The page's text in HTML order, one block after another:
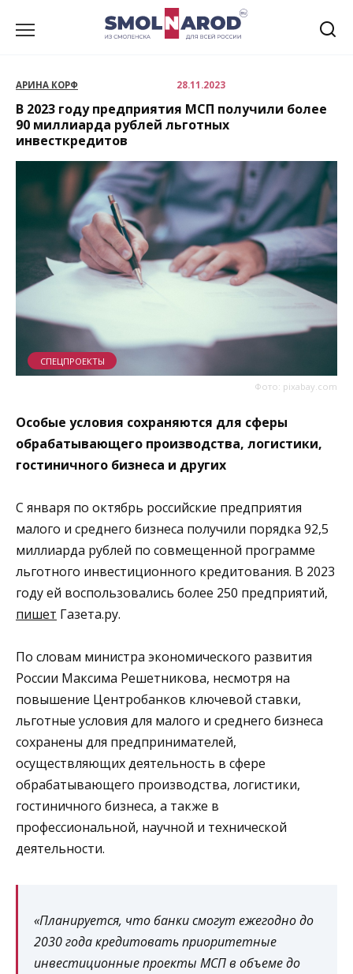
АРИНА КОРФ 28.11.2023
В 2023 году предприятия МСП получили более
90 миллиарда рублей льготных
инвесткредитов
Фото: pixabay.com
СПЕЦПРОЕКТЫ
Особые условия сохраняются для сферы
обрабатывающего производства, логистики,
гостиничного бизнеса и других
С января по октябрь российские предприятия
малого и среднего бизнеса получили порядка 92,5
миллиарда рублей по совмещенной программе
льготного инвестиционного кредитования. В 2023
году ей воспользовались более 250 предприятий,
пишет Газета.ру.
По словам министра экономического развития
России Максима Решетникова, несмотря на
повышение Центробанков ключевой ставки,
льготные условия для малого и среднего бизнеса
сохранены для предпринимателей,
осуществляющих деятельность в сфере
обрабатывающего производства, логистики,
гостиничного бизнеса, а также в
профессиональной, научной и технической
деятельности.
«Планируется, что банки смогут ежегодно до
2030 года кредитовать приоритетные
инвестиционные проекты МСП в объеме до